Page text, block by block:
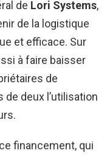
de Lori Systems,
de la logistique
et efficace. Sur
à faire baisser
de
deux l’utilisation
financement, qui